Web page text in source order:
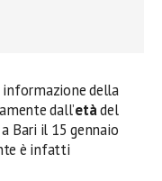
della
dall’etàdel
Bari il 15 gennaio
è infatti